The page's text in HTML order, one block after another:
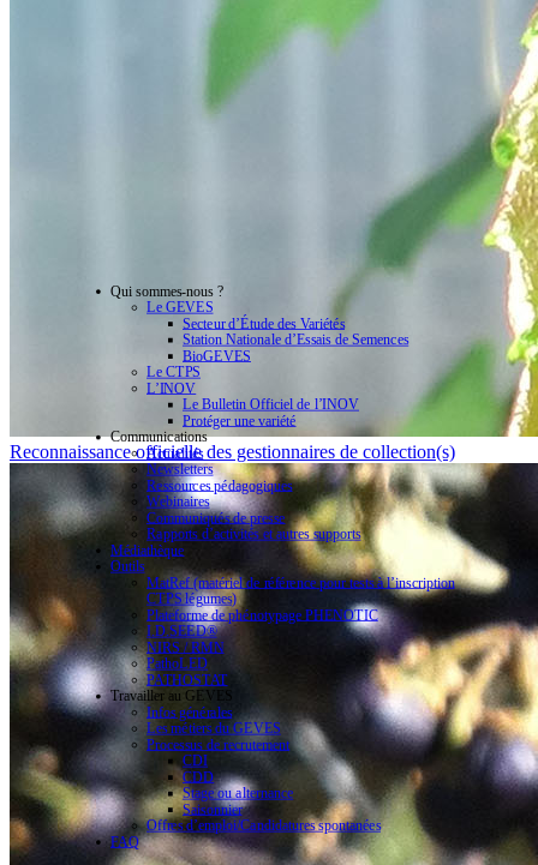
Reconnaissance officielle des gestionnaires de collection(s)
Qui sommes-nous ?
Le GEVES
Secteur d’Étude des Variétés
Station Nationale d’Essais de Semences
BioGEVES
Le CTPS
L’INOV
Le Bulletin Officiel de l’INOV
Protéger une variété
Communications
Actualités
Newsletters
Ressources pédagogiques
Webinaires
Communiqués de presse
Rapports d’activités et autres supports
Médiathèque
Outils
MatRef (matériel de référence pour tests à l’inscription
CTPS légumes)
Plateforme de phénotypage PHENOTIC
I.D.SEED®
NIRS / RMN
PathoLED
PATHOSTAT
Travailler au GEVES
Infos générales
Les métiers du GEVES
Processus de recrutement
CDI
CDD
Stage ou alternance
Saisonnier
Offres d’emploi/Candidatures spontanées
FAQ